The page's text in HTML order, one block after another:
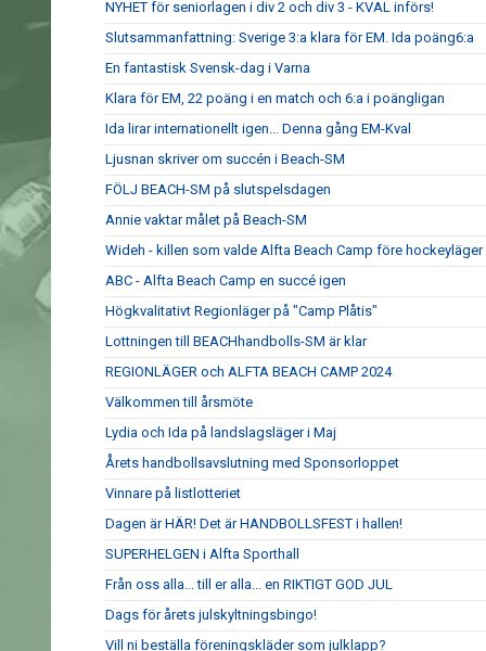
NYHET för seniorlagen i div 2 och div 3 - KVAL införs!
Slutsammanfattning: Sverige 3:a klara för EM. Ida poäng6:a
En fantastisk Svensk-dag i Varna
Klara för EM, 22 poäng i en match och 6:a i poängligan
Ida lirar internationellt igen... Denna gång EM-Kval
Ljusnan skriver om succén i Beach-SM
FÖLJ BEACH-SM på slutspelsdagen
Annie vaktar målet på Beach-SM
Wideh - killen som valde Alfta Beach Camp före hockeyläger
ABC - Alfta Beach Camp en succé igen
Högkvalitativt Regionläger på "Camp Plåtis"
Lottningen till BEACHhandbolls-SM är klar
REGIONLÄGER och ALFTA BEACH CAMP 2024
Välkommen till årsmöte
Lydia och Ida på landslagsläger i Maj
Årets handbollsavslutning med Sponsorloppet
Vinnare på listlotteriet
Dagen är HÄR! Det är HANDBOLLSFEST i hallen!
SUPERHELGEN i Alfta Sporthall
Från oss alla... till er alla... en RIKTIGT GOD JUL
Dags för årets julskyltningsbingo!
Vill ni beställa föreningskläder som julklapp?